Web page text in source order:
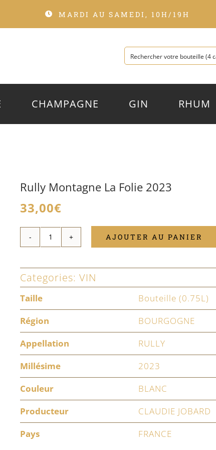
MARDI AU SAMEDI, 10H/19H
CHAMPAGNE GIN RHUM
Rully Montagne La Folie 2023
33,00€
quantité
Rully
La
Folie
2023
AJOUTER AU PANIER
Categories: VIN
Taille
Bouteille (0.75L)
Région
BOURGOGNE
Appellation
RULLY
Millésime
2023
Couleur
BLANC
Producteur
CLAUDIE JOBARD
Pays
FRANCE